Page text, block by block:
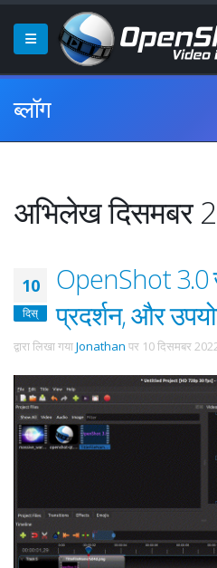
ब्लॉग
अभिलेख दिसमबर
10
दिस्
OpenShot 3.0
प्रदर्शन, और
द्वारा लिखा गयाJonathan पर 10 दिसमबर